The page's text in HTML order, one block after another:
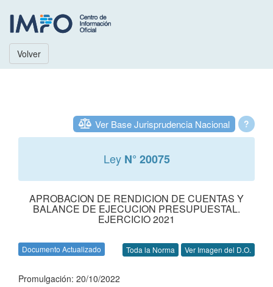
Volver
?
Ver Base Jurisprudencia Nacional
Ley N° 20075
APROBACION DE RENDICION DE CUENTAS Y
BALANCE DE EJECUCION PRESUPUESTAL.
EJERCICIO 2021
Documento Actualizado Toda la Norma Ver Imagen del D.O.
Promulgación: 20/10/2022